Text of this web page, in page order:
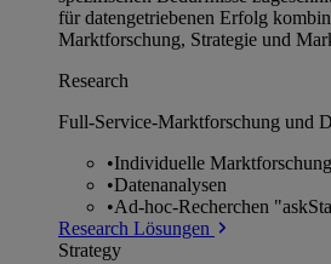
für datengetriebenen Erfolg
Marktforschung, Strategie und
Research
Full-Service-Marktforschung und
•Individuelle Marktforschung
•Datenanalysen
•Ad-hoc-Recherchen
Research Lösungen
Strategy